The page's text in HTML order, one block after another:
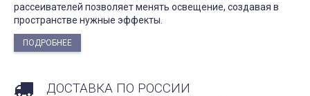
рассеивателей позволяет менять освещение, создавая в
пространстве нужные эффекты.
ПОДРОБНЕЕ
ДОСТАВКА ПО РОССИИ